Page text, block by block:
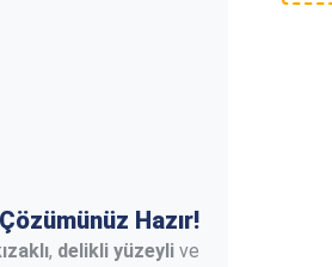
Hazır!
, delikli yüzeyli ve